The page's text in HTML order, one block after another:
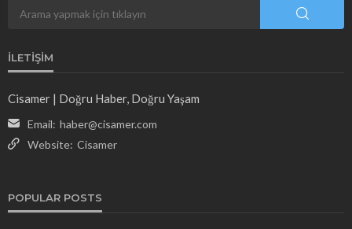
İLETIŞIM
Cisamer | Doğru Haber, Doğru Yaşam
Email: haber@cisamer.com
Website: Cisamer
POPULAR POSTS